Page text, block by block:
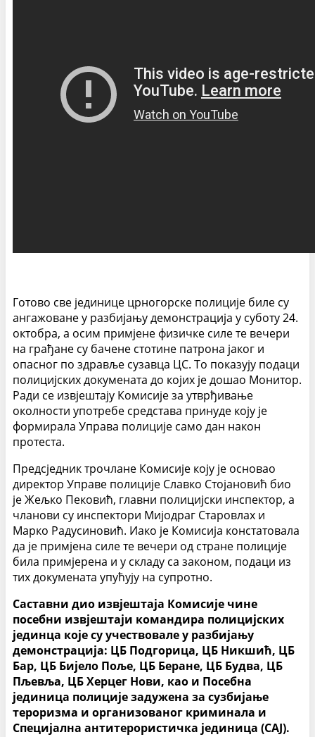
Готово све јединице црногорске полиције биле су
ангажоване у разбијању демонстрација у суботу 24.
октобра, а осим примјене физичке силе те вечери
на грађане су бачене стотине патрона јаког и
опасног по здравље сузавца ЦС. То показују подаци
полицијских докумената до којих је дошао Монитор.
Ради се извјештају Комисије за утврђивање
околности употребе средстава принуде коју је
формирала Управа полиције само дан након
протеста.
Предсједник трочлане Комисије коју је основао
директор Управе полиције Славко Стојановић био
је Жељко Пековић, главни полицијски инспектор, а
чланови су инспектори Мијодраг Старовлах и
Марко Радусиновић. Иако је Комисија констатовала
да је примјена силе те вечери од стране полиције
била примјерена и у складу са законом, подаци из
тих докумената упућују на супротно.
Саставни дио извјештаја Комисије чине
посебни извјештаји командира полицијских
јединца које су учествовале у разбијању
демонстрација: ЦБ Подгорица, ЦБ Никшић, ЦБ
Бар, ЦБ Бијело Поље, ЦБ Беране, ЦБ Будва, ЦБ
Пљевља, ЦБ Херцег Нови, као и Посебна
јединица полиције задужена за сузбијање
тероризма и организованог криминала и
Специјална антитерористичка јединица (САЈ).